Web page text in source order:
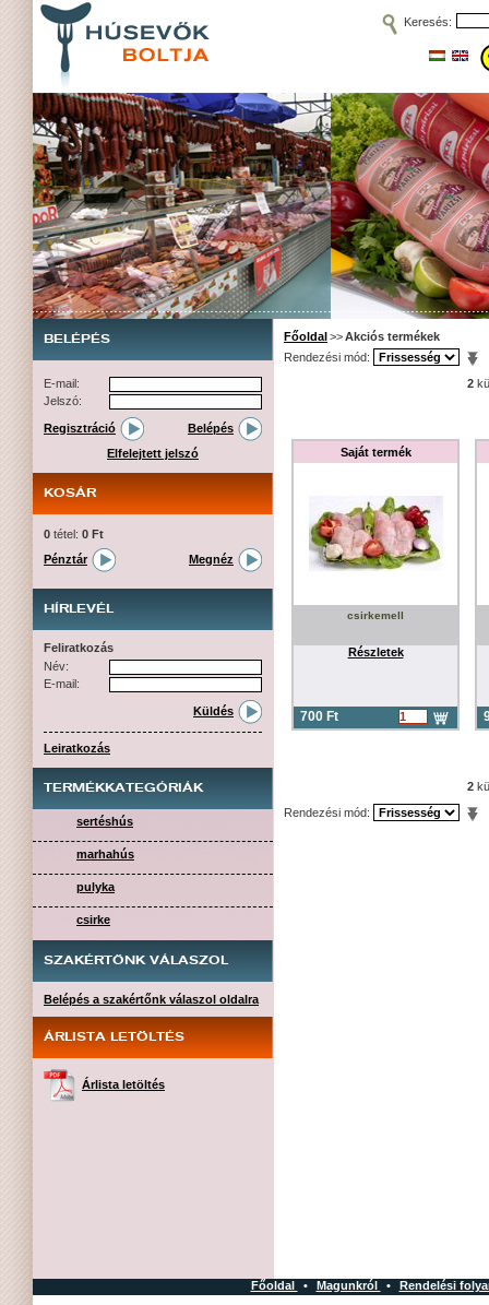
Keresés:
BELÉPÉS
E-mail:
Jelszó:
Regisztráció
Belépés
Elfelejtett jelszó
KOSÁR
0 tétel: 0 Ft
Pénztár
Megnéz
HÍRLEVÉL
Feliratkozás
Név:
E-mail:
Küldés
Leiratkozás
TERMÉKKATEGÓRIÁK
sertéshús
marhahús
pulyka
csirke
SZAKÉRTŐNK VÁLASZOL
Belépés a szakértőnk válaszol oldalra
ÁRLISTA LETÖLTÉS
Árlista letöltés
Főoldal>>Akciós termékek
Rendezési mód:
2
Saját termék
csirkemell
Részletek
700 Ft
2
Rendezési mód:
Főoldal • Magunkról • Rendelési